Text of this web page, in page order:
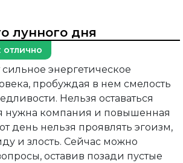
лунного дня
отлично
энергетическое
пробуждая в нем смелость
Нельзя оставаться
нужна компания и повышенная
день нельзя проявлять эгоизм,
и злость. Сейчас можно
оставив позади пустые